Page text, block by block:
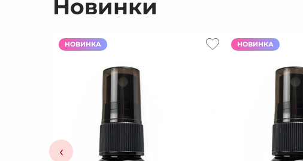
Новинки
‹
НОВИНКА НОВИНКА